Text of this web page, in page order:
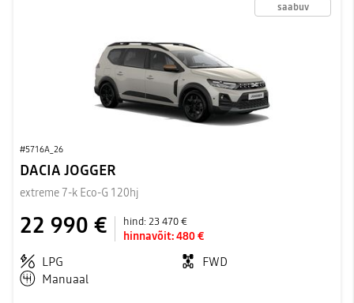
saabuv
#5716A_26
DACIA JOGGER
extreme 7-k Eco-G 120hj
22 990 € hind:23 470 €
hinnavõit:480 €
LPG
FWD
Manuaal